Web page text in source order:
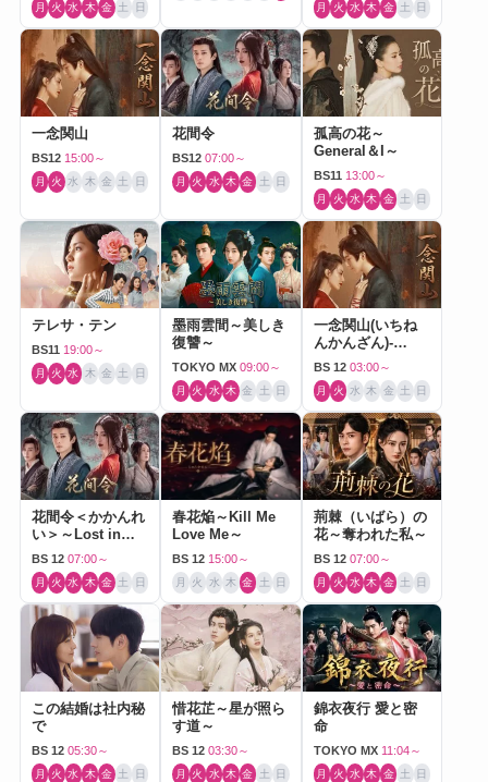
月 火 水 木 金 土 日 月 火 水 木 金 土 日
一念関山
BS12 15:00～
月 火 水 木 金 土 日
花間令
BS12 07:00～
月 火 水 木 金 土 日
孤高の花～
General＆I～
BS11 13:00～
月 火 水 木 金 土 日
テレサ・テン
BS11 19:00～
月 火 水 木 金 土 日
墨雨雲間～美しき
復讐～
TOKYO MX 09:00～
月 火 水 木 金 土 日
一念関山(いちね
んかんざん)-
Journey to Love-
BS 12 03:00～
月 火 水 木 金 土 日
花間令＜かかんれ
い＞～Lost in
Love～
BS 12 07:00～
月 火 水 木 金 土 日
春花焔～Kill Me
Love Me～
BS 12 15:00～
月 火 水 木 金 土 日
荊棘（いばら）の
花～奪われた私～
BS 12 07:00～
月 火 水 木 金 土 日
この結婚は社内秘
で
BS 12 05:30～
月 火 水 木 金 土 日
惜花芷～星が照ら
す道～
BS 12 03:30～
月 火 水 木 金 土 日
錦衣夜行 愛と密
命
TOKYO MX 11:04～
月 火 水 木 金 土 日